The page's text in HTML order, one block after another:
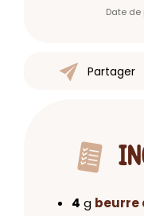
Date
Partager
4 g beurre